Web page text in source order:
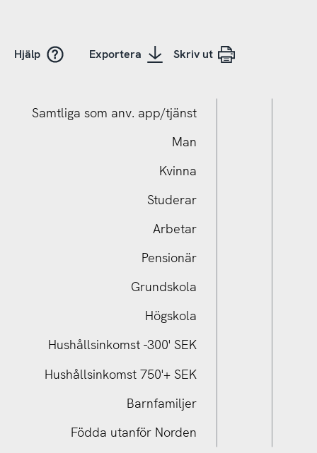
Hjälp Exportera Skriv ut
Födda utanför Norden
Barnfamiljer
Hushållsinkomst 750'+ SEK
Hushållsinkomst -300' SEK
Högskola
Grundskola
Pensionär
Arbetar
Studerar
Kvinna
Man
Samtliga som anv. app/tjänst